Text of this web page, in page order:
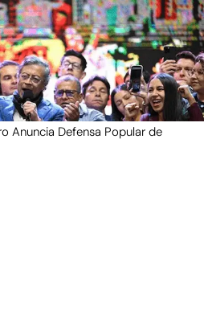
Anuncia Defensa Popular de